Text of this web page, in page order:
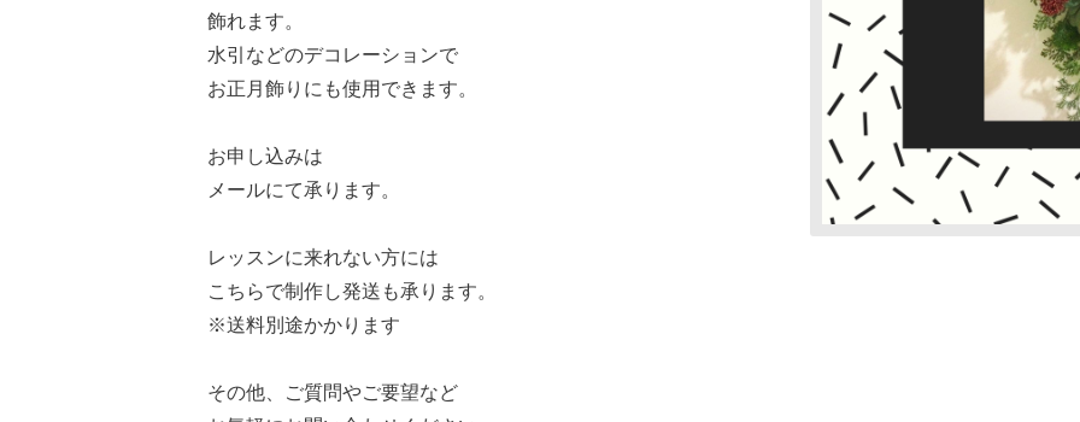
飾れます。
水引などのデコレーションで
お正月飾りにも使用できます。
お申し込みは
メールにて承ります。
レッスンに来れない方には
こちらで制作し発送も承ります。
※送料別途かかります
その他、ご質問やご要望など